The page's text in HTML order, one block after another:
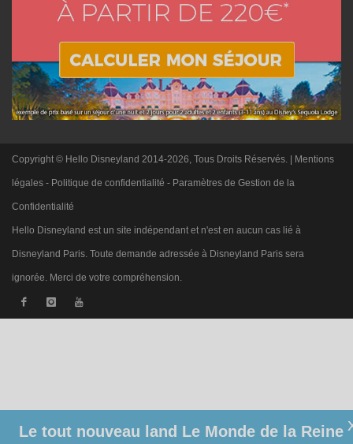
Copyright © Hello Disneyland 2014-2026, Tous Droits Réservés. | Mentions
légales - Politique de confidentialité - Paramètres de Gestion de la
Confidentialité
Hello Disneyland est un site indépendant et n'est en aucun cas lié à
Disneyland Paris. Toute demande adressée à Disneyland Paris sera
ignorée. Merci de votre compréhension.
Le tout nouveau land Le Monde de la Reine